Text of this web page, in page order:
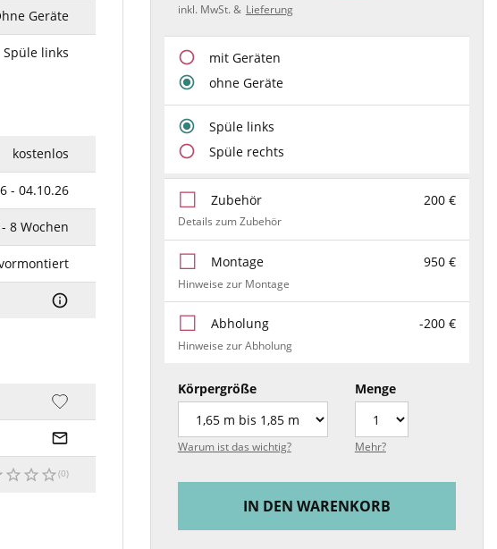
inkl. MwSt. & Lieferung
mit Geräten
ohne Geräte
Spüle links
Spüle rechts
Zubehör 200 €
Details zum Zubehör
Montage 950 €
Hinweise zur Montage
Abholung -200 €
Hinweise zur Abholung
Körpergröße
Warum ist das wichtig?
Menge
Mehr?
IN DEN WARENKORB
Geräte
Spüle links
kostenlos
- 04.10.26
8 Wochen